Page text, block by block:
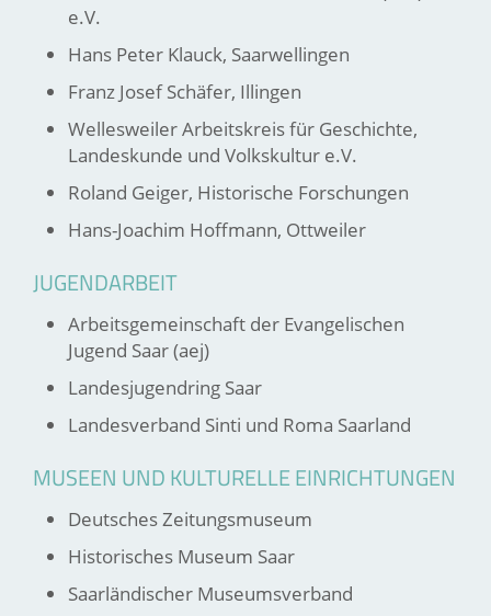
e.V.
Hans Peter Klauck, Saarwellingen
Franz Josef Schäfer, Illingen
Wellesweiler Arbeitskreis für Geschichte,
Landeskunde und Volkskultur e.V.
Roland Geiger, Historische Forschungen
Hans-Joachim Hoffmann, Ottweiler
JUGENDARBEIT
Arbeitsgemeinschaft der Evangelischen
Jugend Saar (aej)
Landesjugendring Saar
Landesverband Sinti und Roma Saarland
MUSEEN UND KULTURELLE EINRICHTUNGEN
Deutsches Zeitungsmuseum
Historisches Museum Saar
Saarländischer Museumsverband